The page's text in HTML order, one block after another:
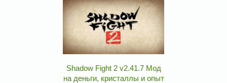
Shadow Fight 2 v2.41.7 Мод
на деньги, кристаллы и опыт